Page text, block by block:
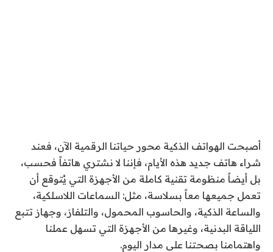
أصبحت الهواتف الذكية محور حياتنا الرقمية الآن، فعند
شراء هاتف جديد هذه الأيام، فإننا لا نشتري هاتفاً فحسب،
بل أيضاً منظومة تقنية كاملة من الأجهزة التي يُتوقع أن
تعمل جميعها معاً بسلاسة، مثل: السماعات اللاسلكية،
والساعة الذكية، والحاسوب المحمول، والتلفاز، وجهاز تتبع
اللياقة البدنية، وغيرها من الأجهزة التي تسهل عملنا
واهتمامنا بصحتنا على مدار اليوم.